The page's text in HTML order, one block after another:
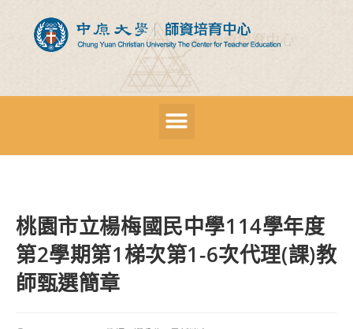
桃園市立楊梅國民中學114學年度
第2學期第1梯次第1-6次代理(課)教
師甄選簡章